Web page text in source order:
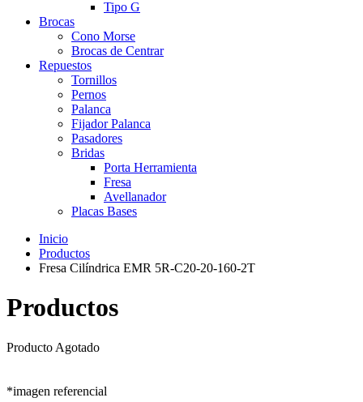
Tipo G
Brocas
Cono Morse
Brocas de Centrar
Repuestos
Tornillos
Pernos
Palanca
Fijador Palanca
Pasadores
Bridas
Porta Herramienta
Fresa
Avellanador
Placas Bases
Inicio
Productos
Fresa Cilíndrica EMR 5R-C20-20-160-2T
Productos
Producto Agotado
*imagen referencial